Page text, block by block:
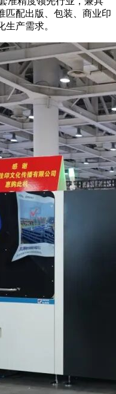
匹配出版、包装、商业印
产需求。